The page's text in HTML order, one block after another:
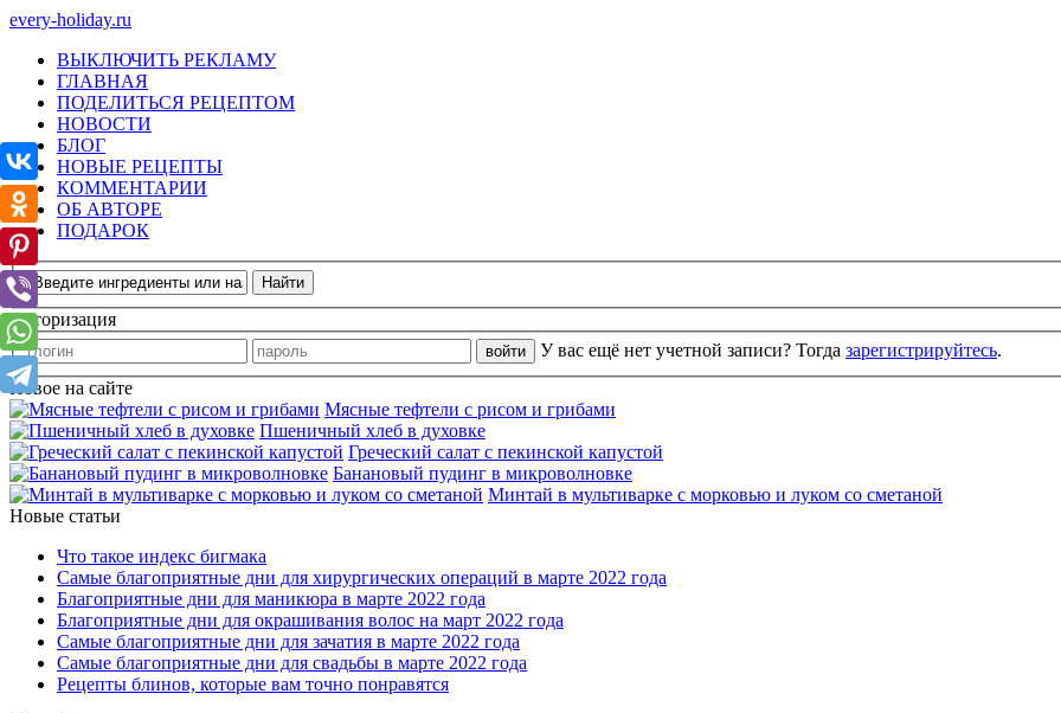
every-holiday.ru
ВЫКЛЮЧИТЬ РЕКЛАМУ
ГЛАВНАЯ
ПОДЕЛИТЬСЯ РЕЦЕПТОМ
НОВОСТИ
БЛОГ
НОВЫЕ РЕЦЕПТЫ
КОММЕНТАРИИ
ОБ АВТОРЕ
ПОДАРОК
Авторизация
У вас ещё нет учетной записи? Тогда зарегистрируйтесь.
Новое на сайте
Мясные тефтели с рисом и грибами
Пшеничный хлеб в духовке
Греческий салат с пекинской капустой
Банановый пудинг в микроволновке
Минтай в мультиварке с морковью и луком со сметаной
Новые статьи
Что такое индекс бигмака
Самые благоприятные дни для хирургических операций в марте 2022 года
Благоприятные дни для маникюра в марте 2022 года
Благоприятные дни для окрашивания волос на март 2022 года
Самые благоприятные дни для зачатия в марте 2022 года
Самые благоприятные дни для свадьбы в марте 2022 года
Рецепты блинов, которые вам точно понравятся